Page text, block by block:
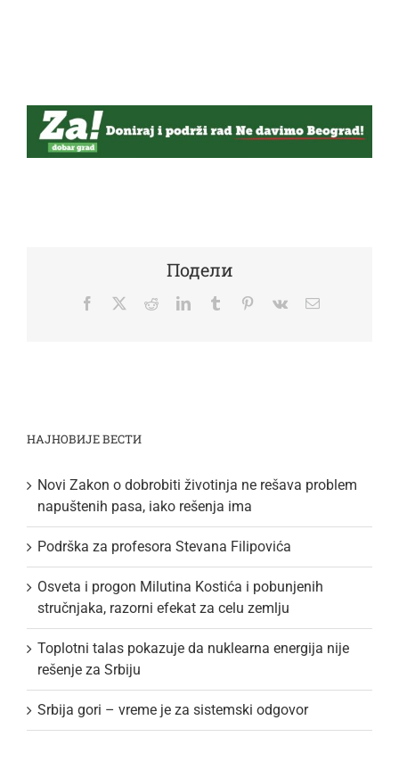
Подели
Facebook
TwitterRedditLinkedInTumblr Pinterest
Vk Email
НАЈНОВИЈЕ ВЕСТИ
Novi Zakon o dobrobiti životinja ne rešava problem
napuštenih pasa, iako rešenja ima
Podrška za profesora Stevana Filipovića
Osveta i progon Milutina Kostića i pobunjenih
stručnjaka, razorni efekat za celu zemlju
Toplotni talas pokazuje da nuklearna energija nije
rešenje za Srbiju
Srbija gori – vreme je za sistemski odgovor